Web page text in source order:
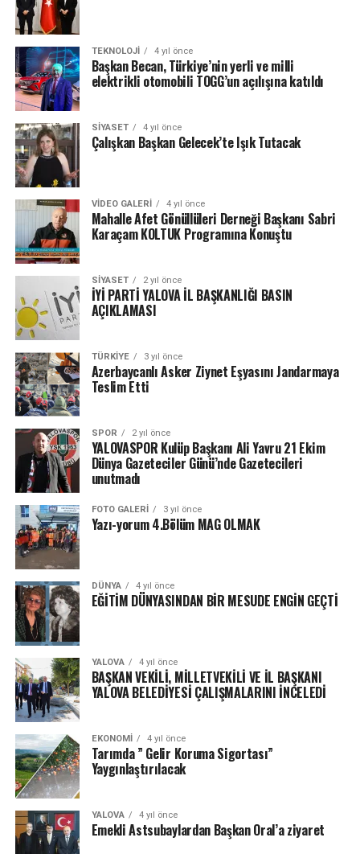
TEKNOLOJI 4 yıl önce
Başkan Becan, Türkiye’nin yerli ve milli
elektrikli otomobili TOGG’un açılışına katıldı
SIYASET 4 yıl önce
Çalışkan Başkan Gelecek’te Işık Tutacak
VIDEO GALERI 4 yıl önce
Mahalle Afet Gönüllüleri Derneği Başkanı Sabri
Karaçam KOLTUK Programına Konuştu
SIYASET 2 yıl önce
İYİ PARTİ YALOVA İL BAŞKANLIĞI BASIN
AÇIKLAMASI
TÜRKIYE 3 yıl önce
Azerbaycanlı Asker Ziynet Eşyasını Jandarmaya
Teslim Etti
SPOR 2 yıl önce
YALOVASPOR Kulüp Başkanı Ali Yavru 21 Ekim
Dünya Gazeteciler Günü’nde Gazetecileri
unutmadı
FOTO GALERI 3 yıl önce
Yazı-yorum 4.Bölüm MAG OLMAK
DÜNYA 4 yıl önce
EĞİTİM DÜNYASINDAN BİR MESUDE ENGİN GEÇTİ
YALOVA 4 yıl önce
BAŞKAN VEKİLİ, MİLLETVEKİLİ VE İL BAŞKANI
YALOVA BELEDİYESİ ÇALIŞMALARINI İNCELEDİ
EKONOMI 4 yıl önce
Tarımda ” Gelir Koruma Sigortası”
Yaygınlaştırılacak
YALOVA 4 yıl önce
Emekli Astsubaylardan Başkan Oral’a ziyaret